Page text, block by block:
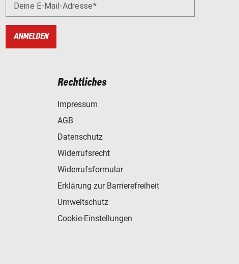
Deine E-Mail-Adresse
ANMELDEN
Rechtliches
Impressum
AGB
Datenschutz
Widerrufsrecht
Widerrufsformular
Erklärung zur Barrierefreiheit
Umweltschutz
Cookie-Einstellungen